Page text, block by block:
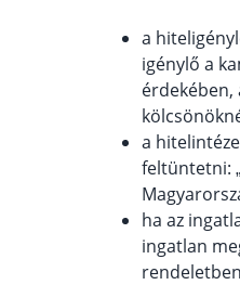
a
igénylő a
érdekében,
a
feltüntetni:
ha az
ingatlan